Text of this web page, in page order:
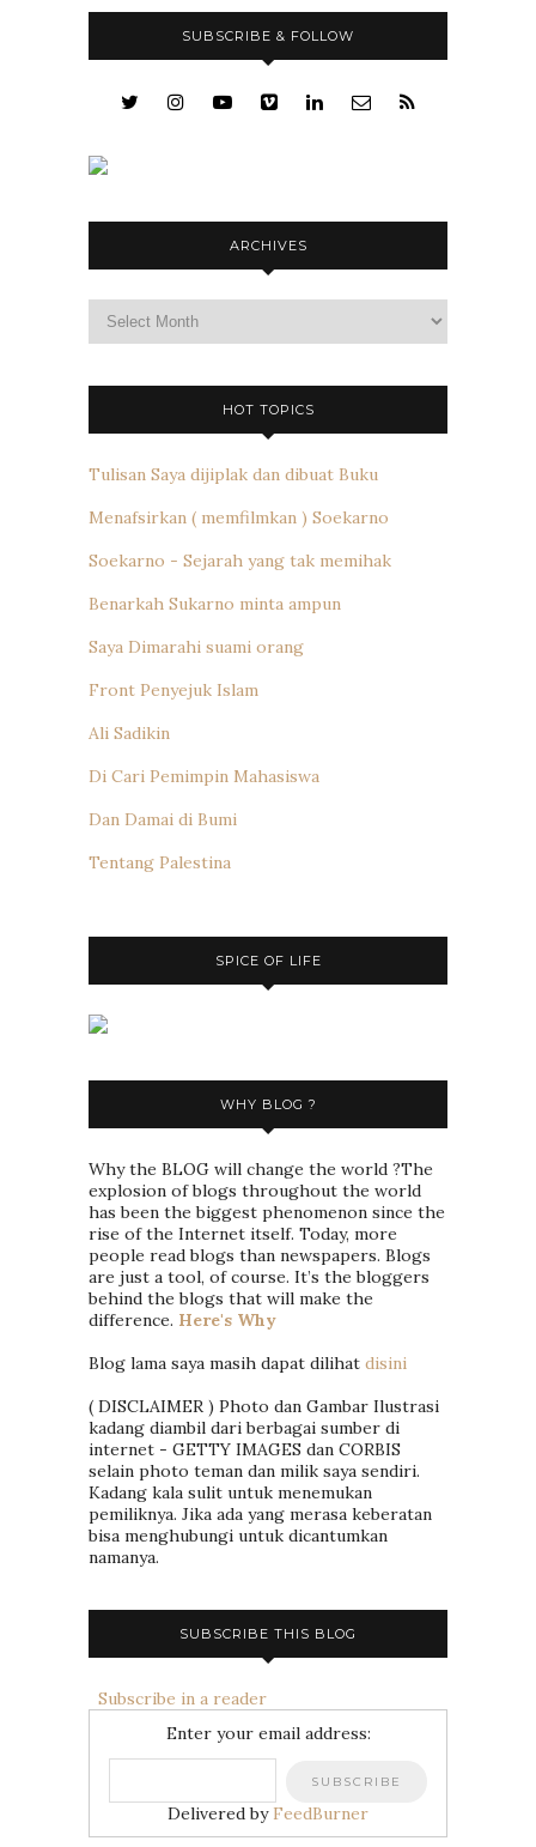
SUBSCRIBE & FOLLOW
ARCHIVES
HOT TOPICS
Tulisan Saya dijiplak dan dibuat Buku
Menafsirkan ( memfilmkan ) Soekarno
Soekarno - Sejarah yang tak memihak
Benarkah Sukarno minta ampun
Saya Dimarahi suami orang
Front Penyejuk Islam
Ali Sadikin
Di Cari Pemimpin Mahasiswa
Dan Damai di Bumi
Tentang Palestina
SPICE OF LIFE
WHY BLOG ?
Why the BLOG will change the world ?The
explosion of blogs throughout the world
has been the biggest phenomenon since the
rise of the Internet itself. Today, more
people read blogs than newspapers. Blogs
are just a tool, of course. It’s the bloggers
behind the blogs that will make the
difference. Here's Why
Blog lama saya masih dapat dilihat disini
( DISCLAIMER ) Photo dan Gambar Ilustrasi
kadang diambil dari berbagai sumber di
internet - GETTY IMAGES dan CORBIS
selain photo teman dan milik saya sendiri.
Kadang kala sulit untuk menemukan
pemiliknya. Jika ada yang merasa keberatan
bisa menghubungi untuk dicantumkan
namanya.
SUBSCRIBE THIS BLOG
Subscribe in a reader
Enter your email address:
Delivered by FeedBurner